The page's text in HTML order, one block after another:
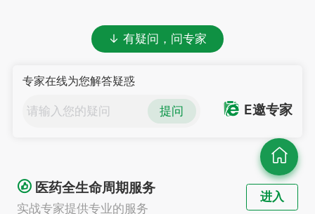
↓ 有疑问，问专家
专家在线为您解答疑惑
提问 E邀专家
医药全生命周期服务
实战专家提供专业的服务
进入